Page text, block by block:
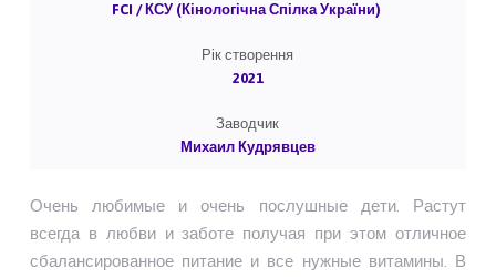
FCI / КСУ (Кінологічна Спілка України)
Рік створення
2021
Заводчик
Михаил Кудрявцев
Очень любимые и очень послушные дети. Растут
всегда в любви и заботе получая при этом отличное
сбалансированное питание и все нужные витамины. В